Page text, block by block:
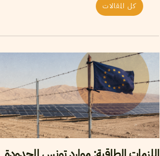
كل المقالات